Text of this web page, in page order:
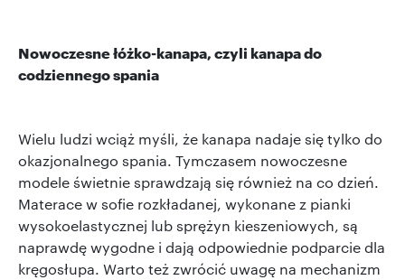
Nowoczesne łóżko-kanapa, czyli kanapa do
codziennego spania
Wielu ludzi wciąż myśli, że kanapa nadaje się tylko do
okazjonalnego spania. Tymczasem nowoczesne
modele świetnie sprawdzają się również na co dzień.
Materace w sofie rozkładanej, wykonane z pianki
wysokoelastycznej lub sprężyn kieszeniowych, są
naprawdę wygodne i dają odpowiednie podparcie dla
kręgosłupa. Warto też zwrócić uwagę na mechanizm